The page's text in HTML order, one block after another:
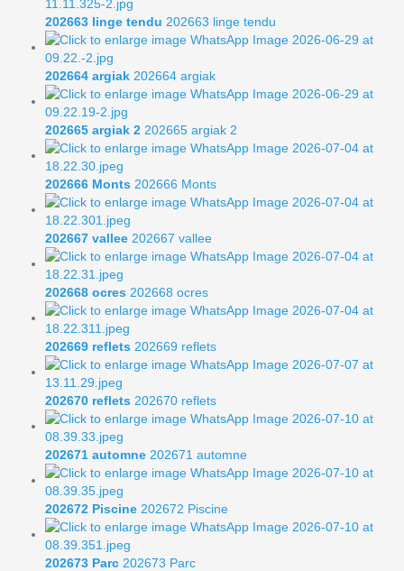
202663 linge tendu 202663 linge tendu
202664 argiak 202664 argiak
202665 argiak 2 202665 argiak 2
202666 Monts 202666 Monts
202667 vallee 202667 vallee
202668 ocres 202668 ocres
202669 reflets 202669 reflets
202670 reflets 202670 reflets
202671 automne 202671 automne
202672 Piscine 202672 Piscine
202673 Parc 202673 Parc